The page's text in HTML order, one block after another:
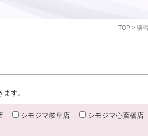
TOP > 講
す。
シモジマ岐阜店 シモジマ心斎橋店